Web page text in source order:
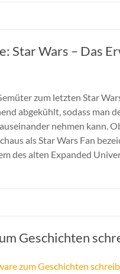
Star Wars – Das
zum letzten Star
abgekühlt, sodass man
nehmen kann.
als Star Wars Fan
des alten Expanded
Geschichten